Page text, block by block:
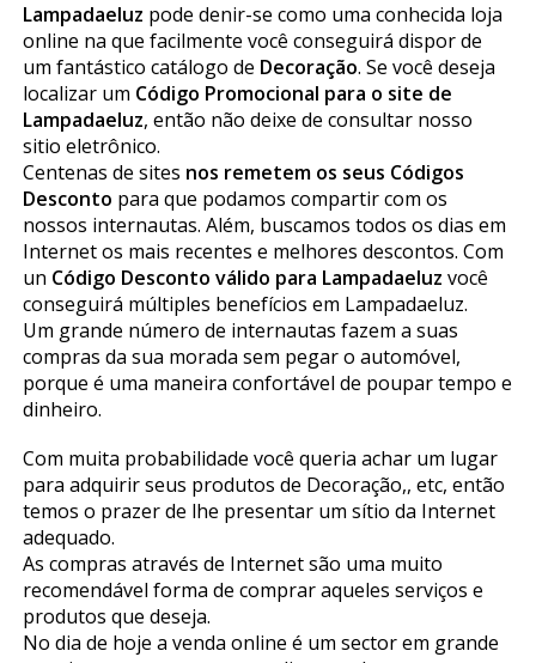
Lampadaeluz pode definir-se como uma conhecida loja
online na que facilmente você conseguirá dispor de
um fantástico catálogo de Decoração. Se você deseja
localizar um Código Promocional para o site de
Lampadaeluz, então não deixe de consultar nosso
sitio eletrônico.
Centenas de sites nos remetem os seus Códigos
Desconto para que podamos compartir com os
nossos internautas. Além, buscamos todos os dias em
Internet os mais recentes e melhores descontos. Com
un Código Desconto válido para Lampadaeluz você
conseguirá múltiples benefícios em Lampadaeluz.
Um grande número de internautas fazem a suas
compras da sua morada sem pegar o automóvel,
porque é uma maneira confortável de poupar tempo e
dinheiro.
Com muita probabilidade você queria achar um lugar
para adquirir seus produtos de Decoração,, etc, então
temos o prazer de lhe presentar um sítio da Internet
adequado.
As compras através de Internet são uma muito
recomendável forma de comprar aqueles serviços e
produtos que deseja.
No dia de hoje a venda online é um sector em grande